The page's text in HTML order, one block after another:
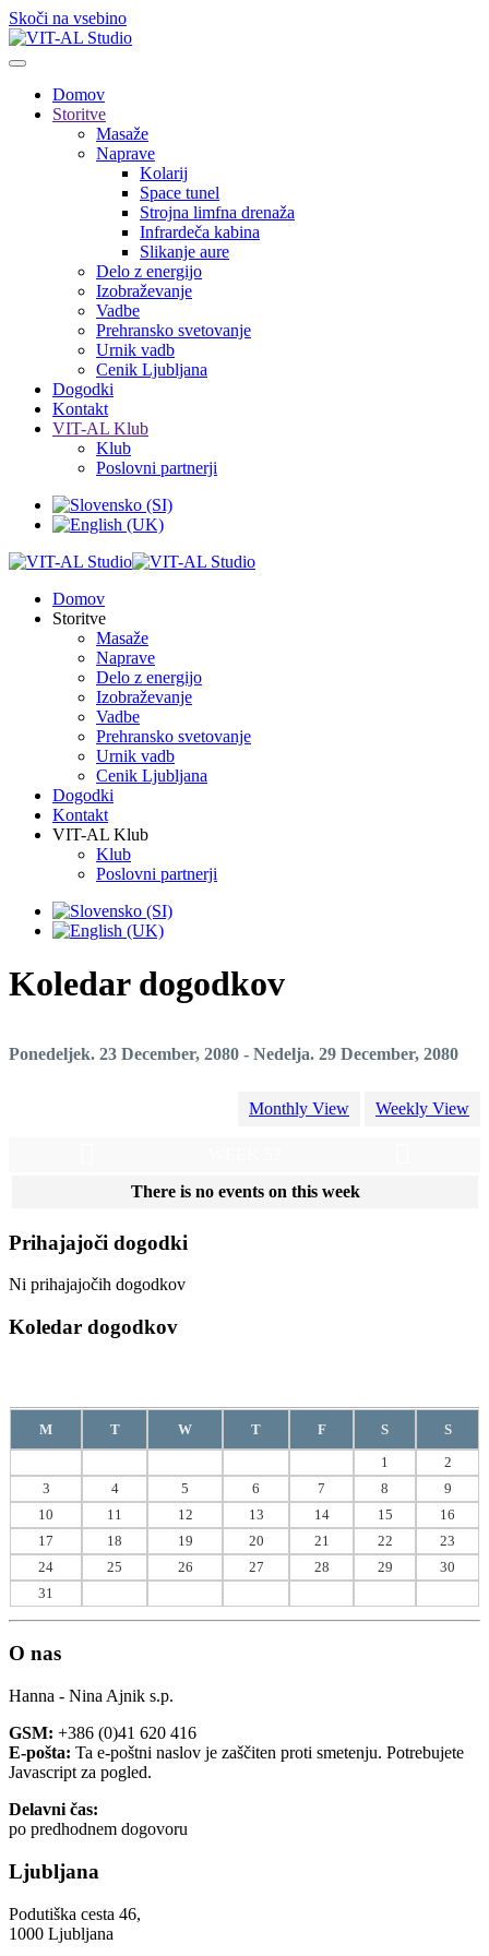
Skoči na vsebino
Domov
Storitve
Masaže
Naprave
Kolarij
Space tunel
Strojna limfna drenaža
Infrardeča kabina
Slikanje aure
Delo z energijo
Izobraževanje
Vadbe
Prehransko svetovanje
Urnik vadb
Cenik Ljubljana
Dogodki
Kontakt
VIT-AL Klub
Klub
Poslovni partnerji
Domov
Storitve
Masaže
Naprave
Delo z energijo
Izobraževanje
Vadbe
Prehransko svetovanje
Urnik vadb
Cenik Ljubljana
Dogodki
Kontakt
VIT-AL Klub
Klub
Poslovni partnerji
Koledar dogodkov
Ponedeljek. 23 December, 2080 - Nedelja. 29 December, 2080
Monthly View Weekly View
There is no events on this week
Prihajajoči dogodki
Ni prihajajočih dogodkov
Koledar dogodkov
M T W T F S
S
1
2
3
4 5 6 7 8
9
10
11 12 13 14 15
16
17
18 19 20 21 22
23
24
25 26 27 28 29
30
31
O nas
Hanna - Nina Ajnik s.p.
GSM: +386 (0)41 620 416
E-pošta: Ta e-poštni naslov je zaščiten proti smetenju. Potrebujete
Javascript za pogled.
Delavni čas:
po predhodnem dogovoru
Ljubljana
Podutiška cesta 46,
1000 Ljubljana